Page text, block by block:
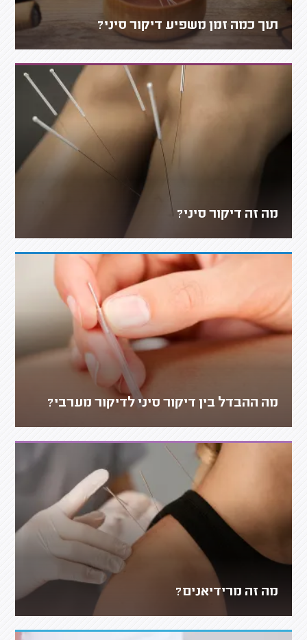
תוך כמה זמן משפיע דיקור סיני?
מה זה דיקור סיני?
מה ההבדל בין דיקור סיני לדיקור מערבי?
מה זה מרידיאנים?